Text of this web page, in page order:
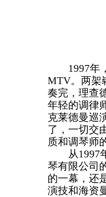
1997年，
MTV。两架
奏完，理查
年轻的调律
克莱德曼巡
了，一切交
质和调琴师
从1997年
琴有限公司
的一幕，还
演技和海资